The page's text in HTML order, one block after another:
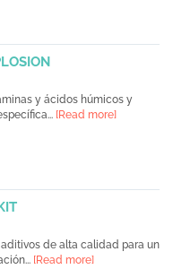
y ácidos húmicos y
[Read more]
de alta calidad para un
[Read more]